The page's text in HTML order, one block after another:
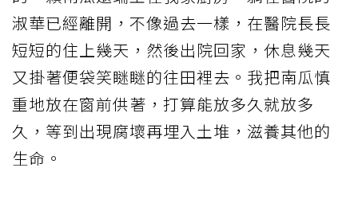
淑華已經離開，不像過去一樣，在醫院長長
短短的住上幾天，然後出院回家，休息幾天
又掛著便袋笑瞇瞇的往田裡去。我把南瓜慎
重地放在窗前供著，打算能放多久就放多
久，等到出現腐壞再埋入土堆，滋養其他的
生命。